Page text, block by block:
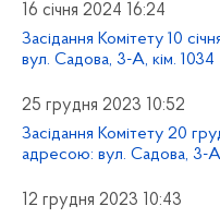
16 січня 2024 16:24
Засідання Комітету 10
вул. Садова, 3-А, кім. 1034
25 грудня 2023 10:52
Засідання Комітету 20
адресою: вул. Садова, 3-А,
12 грудня 2023 10:43